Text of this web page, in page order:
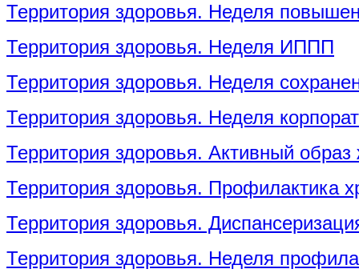
Территория здоровья. Неделя
Территория здоровья. Неделя ИППП
Территория здоровья. Неделя
Территория здоровья. Неделя
Территория здоровья. Активный образ
Территория здоровья. Профилактика
Территория здоровья.
Территория здоровья. Неделя